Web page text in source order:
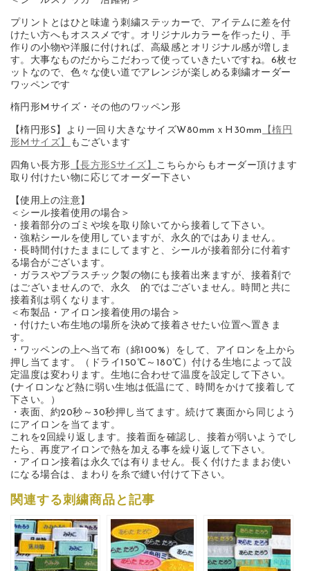
プリントとはひと味違う刺繍ステッカーで、アイテムに差を付
けたい方へもオススメです。オリジナルカラーを作ったり、手
作りの小物や洋服に付ければ、高級感とオリジナル感が増しま
す。大事なものだからこだわって使っていきたいですね。6枚セ
ットなので、色々な使い道でアレンジが楽しめる刺繍オーダー
ワッペンです
楕円形Mサイズ・その他のワッペン形
【楕円形S】より一回り大きなサイズW80mmｘH30mm
【楕円
形Mサイズ】
もございます
四角い長方形 【長方形Sサイズ】 こちらからもオーダー頂けます
取り付けたい物に応じてオーダー下さい
【使用上の注意】
＜シール接着使用の場合＞
・接着部分のゴミや埃を取り除いてから接着して下さい。
・強粘シールを使用していますが、永久的ではありません。
・長時間付けたままにしてますと、シールが接着部分に付着す
る場合がございます。
・ガラスやプラスチック製の物にも接着出来ますが、接着剤で
はございませんので、永久 的ではございません。時間と共に
接着剤は弱くなります。
＜布製品・アイロン接着使用の場合＞
・付けたい布生地の場所を決めて接着させたい位置へ置きま
す。
・ワッペンの上へ当て布（綿100%）をして、アイロンを上から
押し当てます。（ドライ150℃～180℃）付ける生地によって設
定温度は変わります。生地に合わせて温度を設定して下さい。
(ナイロンなど熱に弱い生地は低温にて、時間をかけて接着して
下さい。）
・表面、約20秒～30秒押し当てます。続けて裏面から同じよう
にアイロンを当てます。
これを2回繰り返します。接着面を確認し、接着が弱いようでし
たら、再度アイロンで熱を加える事を繰り返して下さい。
・アイロン接着は永久では有りません。長く付けたままお使い
になる場合は、まわりを糸で縫い付けて下さい。
関連する刺繍商品と記事